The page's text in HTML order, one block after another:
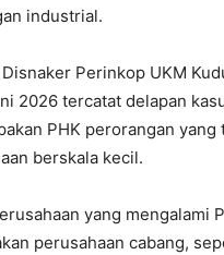
industrial.
Perinkop UKM
2026 tercatat delapan
PHK perorangan yang
berskala kecil.
yang mengalami
perusahaan cabang,